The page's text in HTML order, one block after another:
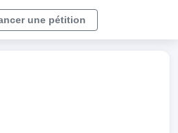
une pétition